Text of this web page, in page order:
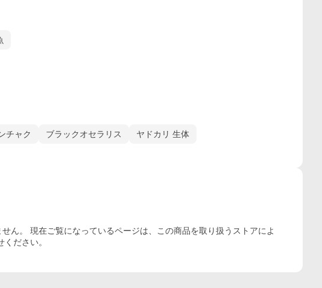
チャク ブラックオセラリス ヤドカリ 生体
ん。 現在ご覧になっているページは、この商品を取り扱うストアによ
ださい。